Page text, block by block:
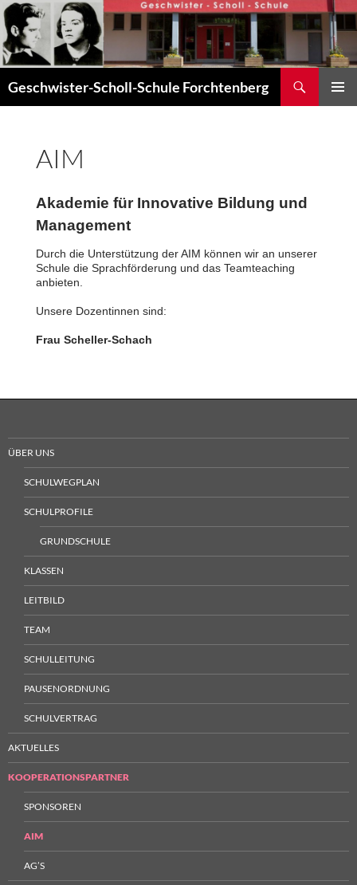
Zum
Inhalt
springen
Geschwister-Scholl-Schule Forchtenberg
AIM
Akademie für Innovative Bildung und
Management
Durch die Unterstützung der AIM können wir an unserer
Schule die Sprachförderung und das Teamteaching
anbieten.
Unsere Dozentinnen sind:
Frau Scheller-Schach
ÜBER UNS
SCHULWEGPLAN
SCHULPROFILE
GRUNDSCHULE
KLASSEN
LEITBILD
TEAM
SCHULLEITUNG
PAUSENORDNUNG
SCHULVERTRAG
AKTUELLES
KOOPERATIONSPARTNER
SPONSOREN
AIM
AG’S